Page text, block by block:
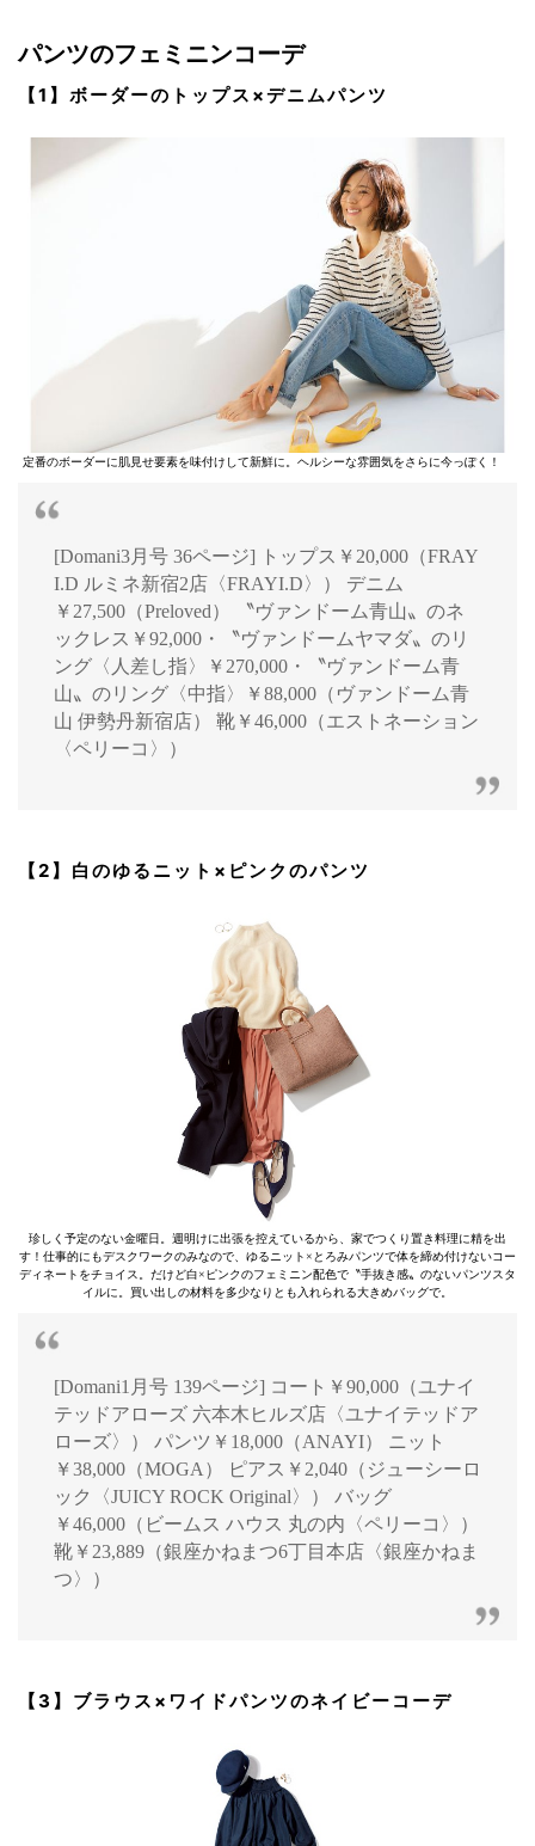
パンツのフェミニンコーデ
【1】ボーダーのトップス×デニムパンツ
定番のボーダーに肌見せ要素を味付けして新鮮に。ヘルシーな雰囲気をさらに今っぽく！
[Domani3月号 36ページ] トップス￥20,000（FRAY
I.D ルミネ新宿2店〈FRAYI.D〉） デニム
￥27,500（Preloved） 〝ヴァンドーム青山〟のネ
ックレス￥92,000・〝ヴァンドームヤマダ〟のリ
ング〈人差し指〉￥270,000・〝ヴァンドーム青
山〟のリング〈中指〉￥88,000（ヴァンドーム青
山 伊勢丹新宿店） 靴￥46,000（エストネーション
〈ペリーコ〉）
【2】白のゆるニット×ピンクのパンツ
珍しく予定のない金曜日。週明けに出張を控えているから、家でつくり置き料理に精を出
す！仕事的にもデスクワークのみなので、ゆるニット×とろみパンツで体を締め付けないコー
ディネートをチョイス。だけど白×ピンクのフェミニン配色で〝手抜き感〟のないパンツスタ
イルに。買い出しの材料を多少なりとも入れられる大きめバッグで。
[Domani1月号 139ページ] コート￥90,000（ユナイ
テッドアローズ 六本木ヒルズ店〈ユナイテッドア
ローズ〉） パンツ￥18,000（ANAYI） ニット
￥38,000（MOGA） ピアス￥2,040（ジューシーロ
ック〈JUICY ROCK Original〉） バッグ
￥46,000（ビームス ハウス 丸の内〈ペリーコ〉）
靴￥23,889（銀座かねまつ6丁目本店〈銀座かねま
つ〉）
【3】ブラウス×ワイドパンツのネイビーコーデ